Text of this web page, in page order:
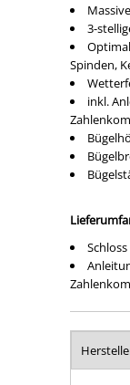
3-
Spinden,
inkl.
Schloss